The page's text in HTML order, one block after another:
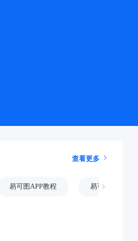
查看更多
易可图APP教程 易可图插件教程